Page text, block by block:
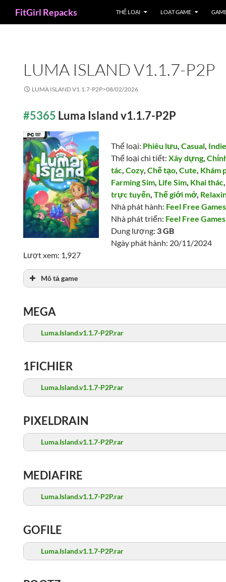
FitGirl Repacks THỂ LOẠI LOẠT GAME
LUMA ISLAND V1.1.7-P2P
LUMA ISLAND V1.1.7-P2P>08/02/2026
#5365 Luma Island v1.1.7-P2P
Thể loại: Phiêu lưu,Casual,
Thể loại chi tiết:Xây dựng,
tác,Cozy,Chế tạo,Cute, Khám
Farming Sim, Life Sim, Khai thác
trực tuyến,Thế giới mở,
Nhà phát hành: Feel Free Games
Nhà phát triển: Feel Free Games
Dung lượng: 3 GB
Ngày phát hành: 20/11/2024
Lượt xem: 1,927
Mô tả game
MEGA
Luma.Island.v1.1.7-P2P.rar
1FICHIER
Luma.Island.v1.1.7-P2P.rar
PIXELDRAIN
Luma.Island.v1.1.7-P2P.rar
MEDIAFIRE
Luma.Island.v1.1.7-P2P.rar
GOFILE
Luma.Island.v1.1.7-P2P.rar